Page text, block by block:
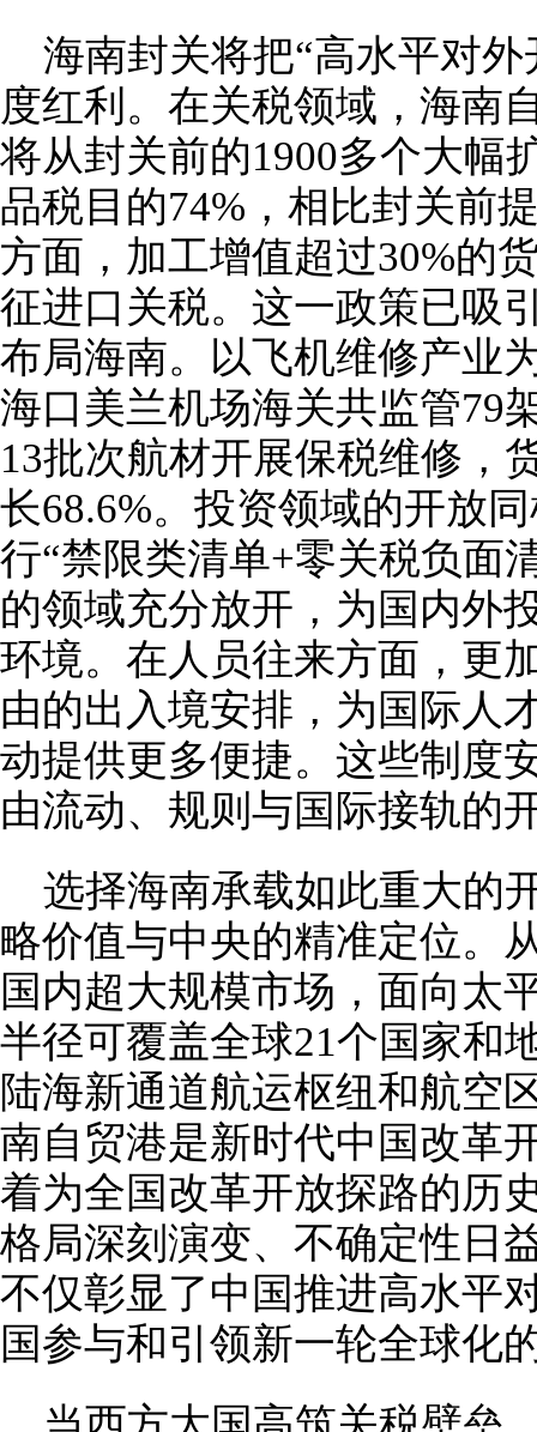
海南封关将把“高水平对
度红利。在关税领域，海南
将从封关前的1900多个大幅
品税目的74%，相比封关前
方面，加工增值超过30%的
征进口关税。这一政策已吸
布局海南。以飞机维修产业
海口美兰机场海关共监管79
13批次航材开展保税维修，
长68.6%。投资领域的开放
行“禁限类清单+零关税负面
的领域充分放开，为国内外
环境。在人员往来方面，更
由的出入境安排，为国际人
动提供更多便捷。这些制度
由流动、规则与国际接轨的
选择海南承载如此重大的
略价值与中央的精准定位。
国内超大规模市场，面向太
半径可覆盖全球21个国家和
陆海新通道航运枢纽和航空
南自贸港是新时代中国改革
着为全国改革开放探路的历
格局深刻演变、不确定性日
不仅彰显了中国推进高水平
国参与和引领新一轮全球化